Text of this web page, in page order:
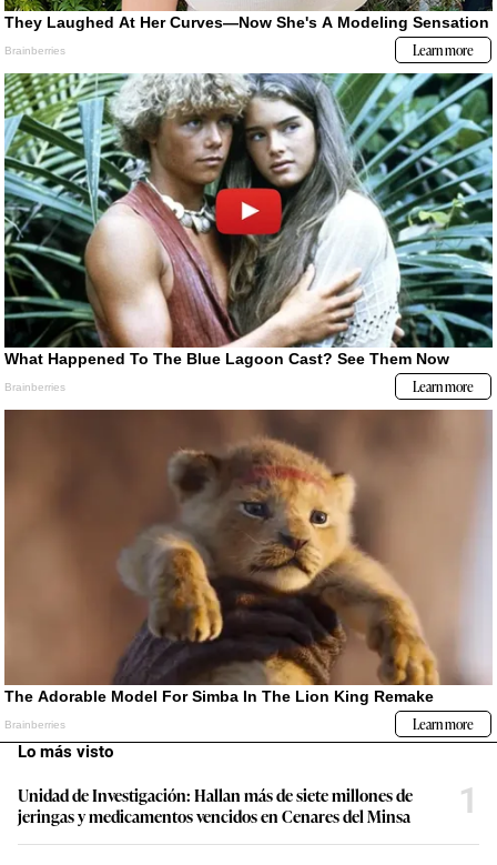
Lo más visto
Unidad de Investigación: Hallan más de siete millones de
jeringas y medicamentos vencidos en Cenares del Minsa
1